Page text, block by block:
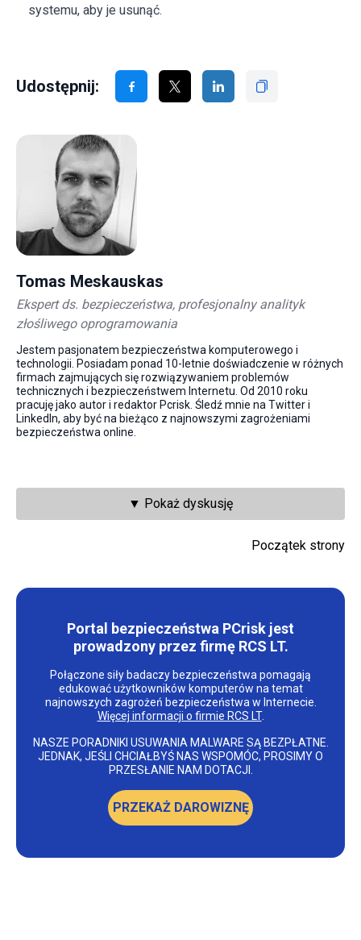
systemu, aby je usunąć.
Udostępnij:
Tomas Meskauskas
Ekspert ds. bezpieczeństwa, profesjonalny analityk
złośliwego oprogramowania
Jestem pasjonatem bezpieczeństwa komputerowego i
technologii. Posiadam ponad 10-letnie doświadczenie w różnych
firmach zajmujących się rozwiązywaniem problemów
technicznych i bezpieczeństwem Internetu. Od 2010 roku
pracuję jako autor i redaktor Pcrisk. Śledź mnie na Twitter i
LinkedIn, aby być na bieżąco z najnowszymi zagrożeniami
bezpieczeństwa online.
▼ Pokaż dyskusję
Początek strony
Portal bezpieczeństwa PCrisk jest
prowadzony przez firmę RCS LT.
Połączone siły badaczy bezpieczeństwa pomagają
edukować użytkowników komputerów na temat
najnowszych zagrożeń bezpieczeństwa w Internecie.
Więcej informacji o firmie RCS LT.
NASZE PORADNIKI USUWANIA MALWARE SĄ BEZPŁATNE.
JEDNAK, JEŚLI CHCIAŁBYŚ NAS WSPOMÓC, PROSIMY O
PRZESŁANIE NAM DOTACJI.
PRZEKAŻ DAROWIZNĘ